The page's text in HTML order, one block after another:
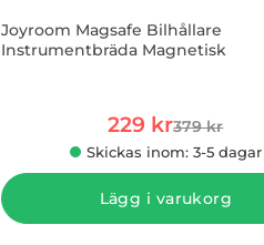
Joyroom Magsafe Bilhållare
Instrumentbräda Magnetisk
rea pris
229 krtidigare pris
379 kr
Skickas inom: 3-5 dagar
Lägg i varukorg